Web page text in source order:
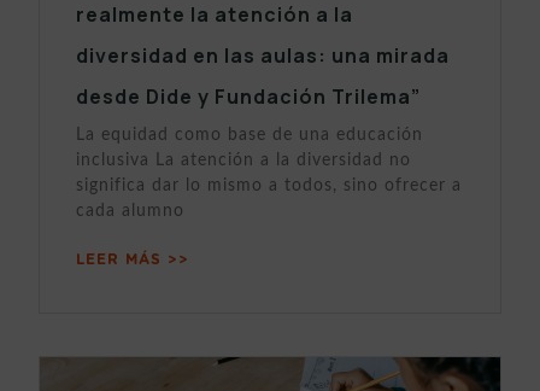
realmente la atención a la
diversidad en las aulas: una mirada
desde Dide y Fundación Trilema”
La equidad como base de una educación
inclusiva La atención a la diversidad no
significa dar lo mismo a todos, sino ofrecer a
cada alumno
LEER MÁS >>